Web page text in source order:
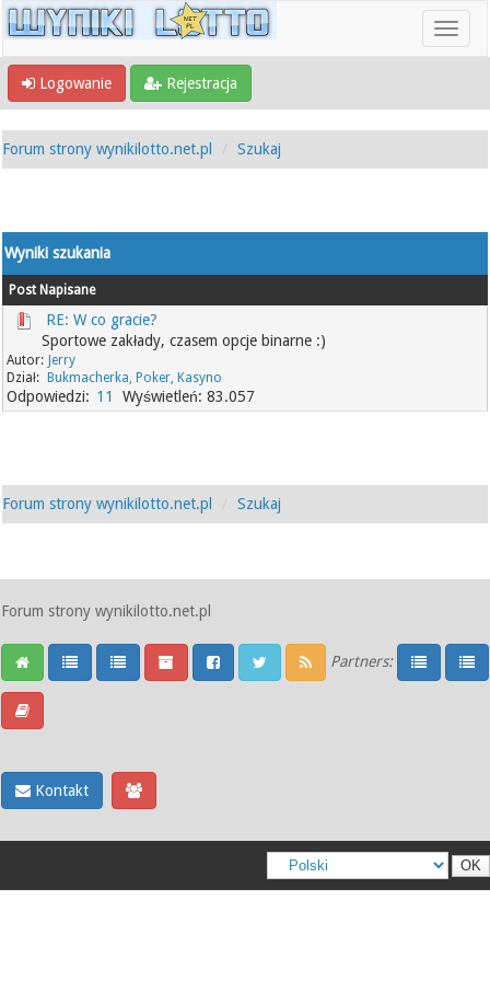
Logowanie Rejestracja
Forum strony wynikilotto.net.pl Szukaj
Wyniki szukania
Post Napisane
RE: W co gracie?
Sportowe zakłady, czasem opcje binarne :)
Jerry
Bukmacherka, Poker, Kasyno
11 83.057
Forum strony wynikilotto.net.pl Szukaj
Forum strony wynikilotto.net.pl
Partners:
Kontakt